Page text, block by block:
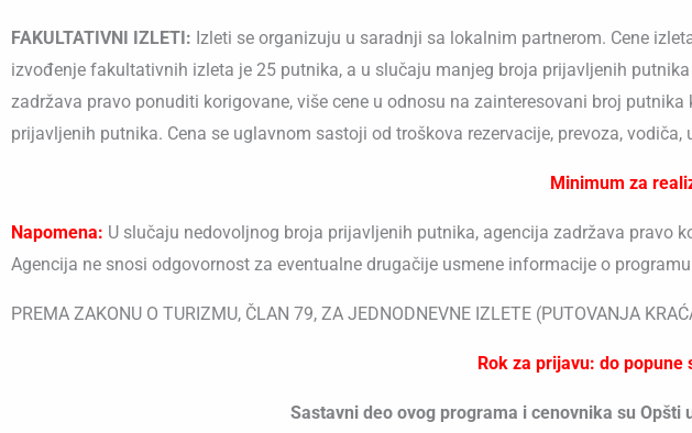
FAKULTATIVNI IZLETI: Izleti se organizuju u saradnji sa lokalnim partnerom. Cene
izvođenje fakultativnih izleta je 25 putnika, a u slučaju manjeg broja prijavljenih
zadržava pravo ponuditi korigovane, više cene u odnosu na zainteresovani broj
prijavljenih putnika. Cena se uglavnom sastoji od troškova rezervacije, prevoza,
Minimum za
Napomena: U slučaju nedovoljnog broja prijavljenih putnika, agencija zadržava pravo
Agencija ne snosi odgovornost za eventualne drugačije usmene informacije o
PREMA ZAKONU O TURIZMU, ČLAN 79, ZA JEDNODNEVNE IZLETE (PUTOVANJA
Rok za prijavu: do
Sastavni deo ovog programa i cenovnika su